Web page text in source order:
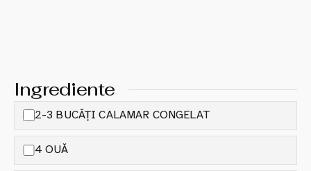
Ingrediente
2-3 BUCĂȚI CALAMAR CONGELAT
4 OUĂ